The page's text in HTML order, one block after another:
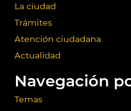
La ciudad
Trámites
Atención ciudadana
Actualidad
Navegación
Temas